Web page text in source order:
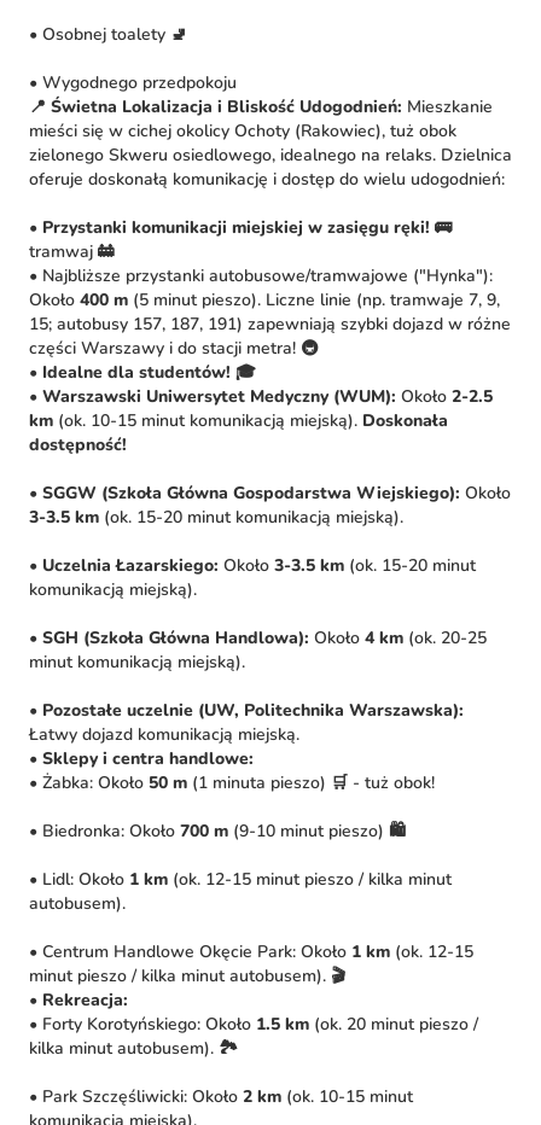
• Osobnej toalety 🚽
• Wygodnego przedpokoju
📍 Świetna Lokalizacja i Bliskość Udogodnień: Mieszkanie
mieści się w cichej okolicy Ochoty (Rakowiec), tuż obok
zielonego Skweru osiedlowego, idealnego na relaks. Dzielnica
oferuje doskonałą komunikację i dostęp do wielu udogodnień:
• Przystanki komunikacji miejskiej w zasięgu ręki! 🚌
tramwaj 🚋
• Najbliższe przystanki autobusowe/tramwajowe ("Hynka"):
Około 400 m (5 minut pieszo). Liczne linie (np. tramwaje 7, 9,
15; autobusy 157, 187, 191) zapewniają szybki dojazd w różne
części Warszawy i do stacji metra! 🚇
• Idealne dla studentów! 🎓
• Warszawski Uniwersytet Medyczny (WUM): Około 2-2.5
km (ok. 10-15 minut komunikacją miejską). Doskonała
dostępność!
• SGGW (Szkoła Główna Gospodarstwa Wiejskiego): Około
3-3.5 km (ok. 15-20 minut komunikacją miejską).
• Uczelnia Łazarskiego: Około 3-3.5 km (ok. 15-20 minut
komunikacją miejską).
• SGH (Szkoła Główna Handlowa): Około 4 km (ok. 20-25
minut komunikacją miejską).
• Pozostałe uczelnie (UW, Politechnika Warszawska):
Łatwy dojazd komunikacją miejską.
• Sklepy i centra handlowe:
• Żabka: Około 50 m (1 minuta pieszo) 🛒 - tuż obok!
• Biedronka: Około 700 m (9-10 minut pieszo) 🛍️
• Lidl: Około 1 km (ok. 12-15 minut pieszo / kilka minut
autobusem).
• Centrum Handlowe Okęcie Park: Około 1 km (ok. 12-15
minut pieszo / kilka minut autobusem). 🎬
• Rekreacja:
• Forty Korotyńskiego: Około 1.5 km (ok. 20 minut pieszo /
kilka minut autobusem). 🏞️
• Park Szczęśliwicki: Około 2 km (ok. 10-15 minut